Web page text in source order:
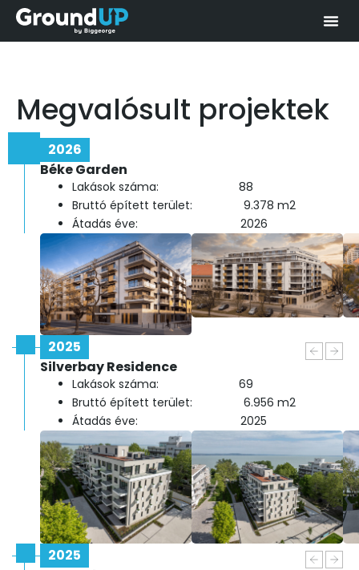
Megvalósult projektek
2026
Béke Garden
Lakások száma: 88
Bruttó épített terület: 9.378 m2
Átadás éve: 2026
2025
Silverbay Residence
Lakások száma: 69
Bruttó épített terület: 6.956 m2
Átadás éve: 2025
2025